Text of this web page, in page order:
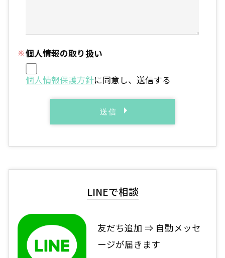
個人情報の取り扱い
個人情報保護方針に同意し、送信する
LINEで相談
友だち追加 ⇒ 自動メッセ
ージが届きます